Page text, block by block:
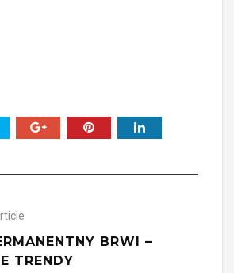
BRWI –
TRENDY